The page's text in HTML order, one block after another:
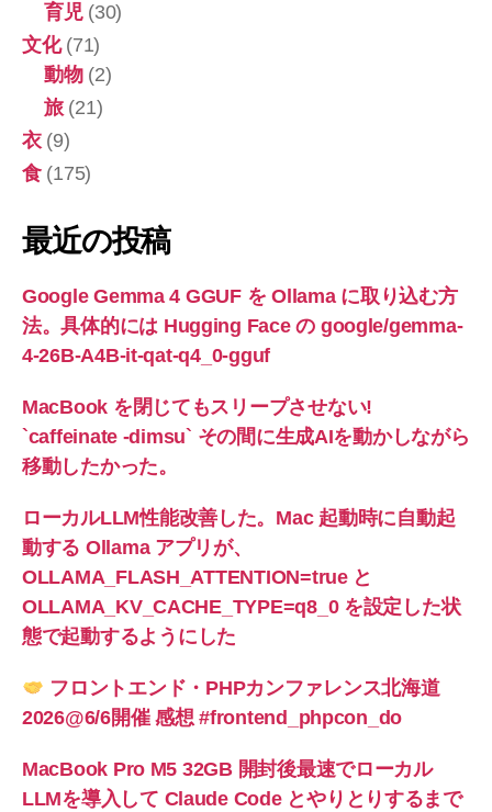
育児(30)
文化(71)
動物(2)
旅(21)
衣(9)
食(175)
最近の投稿
Google Gemma 4 GGUF を Ollama に取り込む方
法。具体的には Hugging Face の google/gemma-
4-26B-A4B-it-qat-q4_0-gguf
MacBook を閉じてもスリープさせない!
`caffeinate -dimsu` その間に生成AIを動かしながら
移動したかった。
ローカルLLM性能改善した。Mac 起動時に自動起
動する Ollama アプリが、
OLLAMA_FLASH_ATTENTION=true と
OLLAMA_KV_CACHE_TYPE=q8_0 を設定した状
態で起動するようにした
フロントエンド・PHPカンファレンス北海道
2026@6/6開催 感想 #frontend_phpcon_do
MacBook Pro M5 32GB 開封後最速でローカル
LLMを導入して Claude Code とやりとりするまで